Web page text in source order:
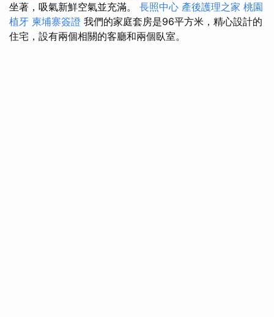
坐著，吸氣新鮮空氣並充滿。 長照中心 產後護理之家 桃園
植牙 柬埔寨簽證 我們的家庭套房是96平方米，精心設計的
住宅，設有兩個相關的客廳和兩個臥室。